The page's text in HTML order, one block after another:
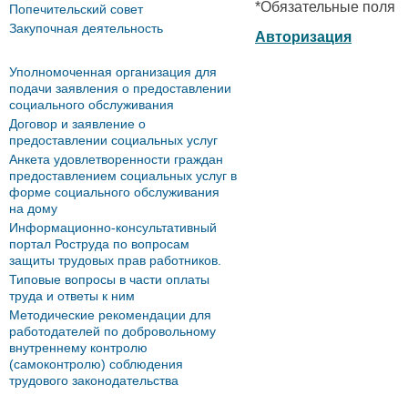
*Обязательные поля
Авторизация
Попечительский совет
Закупочная деятельность
Уполномоченная организация для
подачи заявления о предоставлении
социального обслуживания
Договор и заявление о
предоставлении социальных услуг
Анкета удовлетворенности граждан
предоставлением социальных услуг в
форме социального обслуживания
на дому
Информационно-консультативный
портал Роструда по вопросам
защиты трудовых прав работников.
Типовые вопросы в части оплаты
труда и ответы к ним
Методические рекомендации для
работодателей по добровольному
внутреннему контролю
(самоконтролю) соблюдения
трудового законодательства